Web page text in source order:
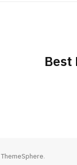
Best
ThemeSphere.